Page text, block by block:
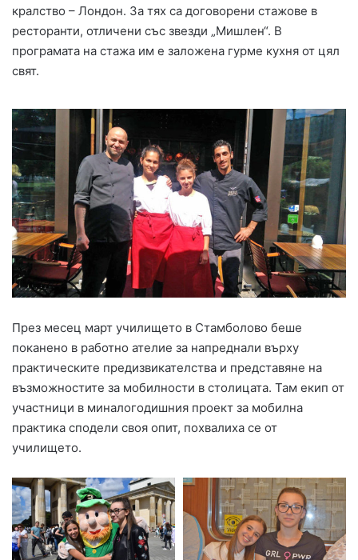
кралство – Лондон. За тях са договорени стажове в
ресторанти, отличени със звезди „Мишлен“. В
програмата на стажа им е заложена гурме кухня от цял
свят.
През месец март училището в Стамболово беше
поканено в работно ателие за напреднали върху
практическите предизвикателства и представяне на
възможностите за мобилности в столицата. Там екип от
участници в миналогодишния проект за мобилна
практика сподели своя опит, похвалиха се от
училището.